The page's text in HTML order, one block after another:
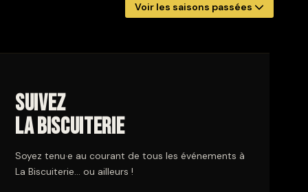
Voir les saisons passées
Suivez
La Biscuiterie
Soyez tenu·e au courant de tous les événements à
La Biscuiterie… ou ailleurs !